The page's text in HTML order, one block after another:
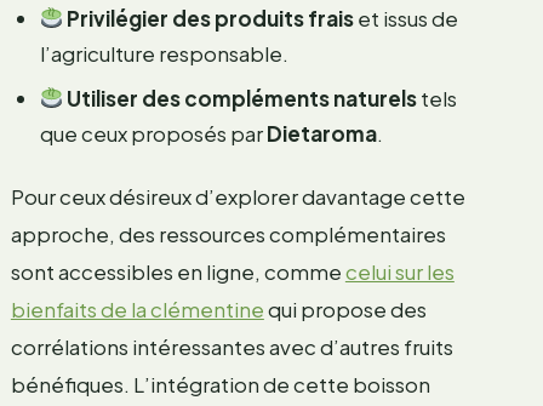
Privilégier des produits fraiset issus de
l’agriculture responsable.
Utiliser des compléments naturelstels
que ceux proposés parDietaroma.
Pour ceux désireux d’explorer davantage cette
approche, des ressources complémentaires
sont accessibles en ligne, commecelui sur les
bienfaits de la clémentinequi propose des
corrélations intéressantes avec d’autres fruits
bénéfiques. L’intégration de cette boisson